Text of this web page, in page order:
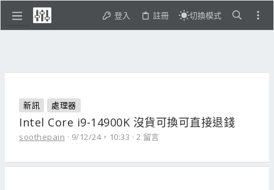
登入 註冊 切換模式
新訊 處理器
Intel Core i9-14900K 沒貨可換可直接退錢
soothepain 9/12/24，10:33 2 留言